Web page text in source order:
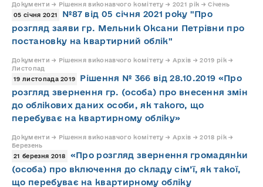
Документи → Рішення виконавчого комітету → 2021 рік → Січень
05 січня 2021
№87 від 05 січня 2021 року "Про
розгляд заяви гр. Мельник Оксани Петрівни про
постановку на квартирний облік"
Документи → Рішення виконавчого комітету → Архів → 2019 рік →
Листопад
19 листопада 2019
Рішення № 366 від 28.10.2019 «Про
розгляд звернення гр. (особа) про внесення змін
до облікових даних особи, як такого, що
перебуває на квартирному обліку»
Документи → Рішення виконавчого комітету → Архів → 2018 рік →
Березень
21 березня 2018
«Про розгляд звернення громадянки
(особа) про включення до складу сім’ї, як такої,
що перебуває на квартирному обліку